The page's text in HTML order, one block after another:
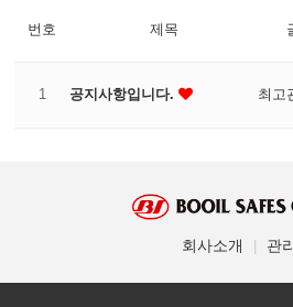
번호 제목
1 공지사항입니다. 최고
회사소개 관